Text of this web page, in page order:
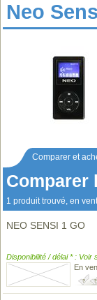
Neo
Comparer et
Comparer
1 produit trouvé, en
NEO SENSI 1 GO
Disponibilité / délai * : Voir
En